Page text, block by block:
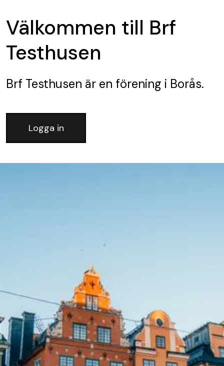
Välkommen till Brf
Testhusen
Brf Testhusen är en förening i Borås.
Logga in